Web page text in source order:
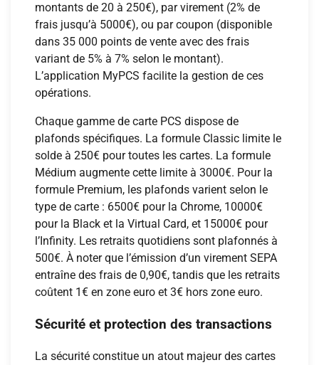
montants de 20 à 250€), par virement (2% de
frais jusqu’à 5000€), ou par coupon (disponible
dans 35 000 points de vente avec des frais
variant de 5% à 7% selon le montant).
L’application MyPCS facilite la gestion de ces
opérations.
Chaque gamme de carte PCS dispose de
plafonds spécifiques. La formule Classic limite le
solde à 250€ pour toutes les cartes. La formule
Médium augmente cette limite à 3000€. Pour la
formule Premium, les plafonds varient selon le
type de carte : 6500€ pour la Chrome, 10000€
pour la Black et la Virtual Card, et 15000€ pour
l’Infinity. Les retraits quotidiens sont plafonnés à
500€. À noter que l’émission d’un virement SEPA
entraîne des frais de 0,90€, tandis que les retraits
coûtent 1€ en zone euro et 3€ hors zone euro.
Sécurité et protection des transactions
La sécurité constitue un atout majeur des cartes